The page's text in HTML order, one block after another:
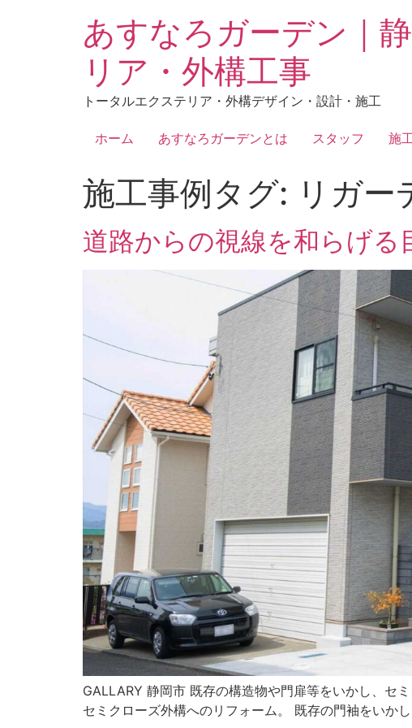
あすなろガーデン｜
リア・外構工事
トータルエクステリア・外構デザイン・設計・施工
ホーム あすなろガーデンとは スタッフ 施
施工事例タグ: リガー
道路からの視線を和らげる
GALLARY 静岡市 既存の構造物や門扉等をいかし、セ
セミクローズ外構へのリフォーム。 既存の門袖をいか